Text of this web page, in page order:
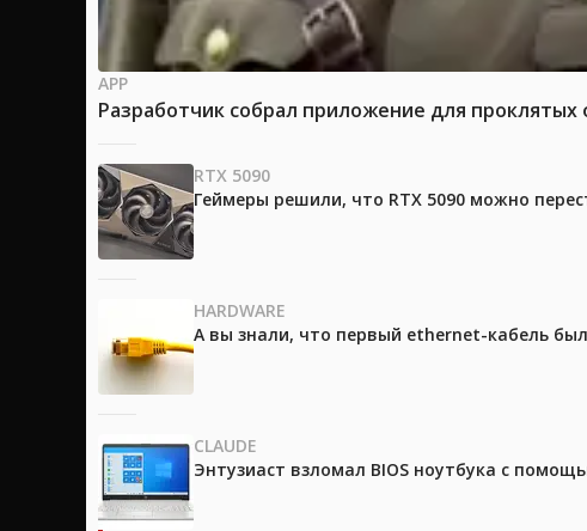
APP
Разработчик собрал приложение для
RTX 5090
Геймеры решили, что RTX 5090 можно
HARDWARE
А вы знали, что первый ethernet-кабель
CLAUDE
Энтузиаст взломал BIOS ноутбука с